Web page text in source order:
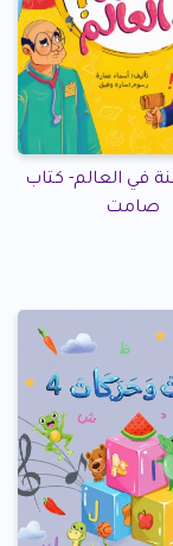
في العالم- كتاب
صامت